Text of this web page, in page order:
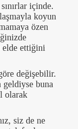
içinde.
koyun
özen
elde ettiğini
değişebilir.
geldiyse buna
olarak
siz de ne